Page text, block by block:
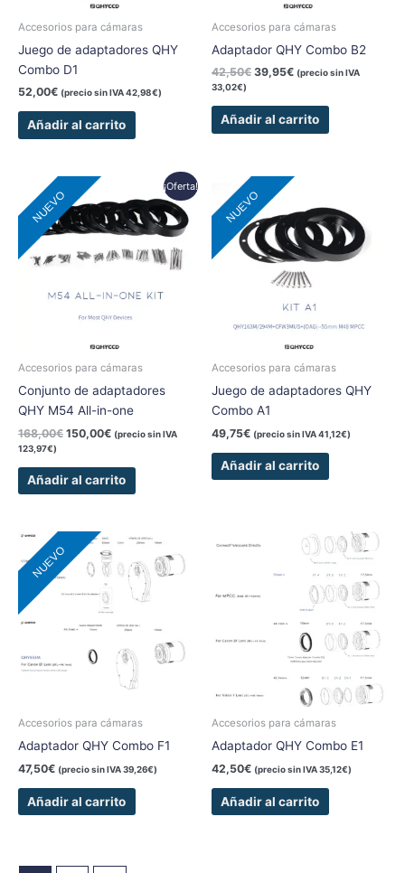
Accesorios para cámaras
Juego de adaptadores QHY
Combo D1
52,00€ (precio sin IVA42,98€)
Añadir al carrito
Accesorios para cámaras
Adaptador QHY Combo B2
42,50€ 39,95€ (precio sin IVA
33,02€)
Añadir al carrito
¡Oferta!
NUEVO
Accesorios para cámaras
Conjunto de adaptadores
QHY M54 All-in-one
168,00€
precio
original
era:
150,00€
precio
actual
es:
150,00€.
(precio sin IVA
123,97€)
Añadir al carrito
NUEVO
Accesorios para cámaras
Juego de adaptadores QHY
Combo A1
49,75€ (precio sin IVA41,12€)
Añadir al carrito
NUEVO
Accesorios para cámaras
Adaptador QHY Combo F1
47,50€ (precio sin IVA39,26€)
Añadir al carrito
Accesorios para cámaras
Adaptador QHY Combo E1
42,50€ (precio sin IVA35,12€)
Añadir al carrito